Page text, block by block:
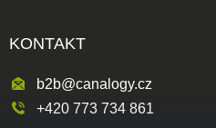
KONTAKT
b2b@canalogy.cz
+420 773 734 861